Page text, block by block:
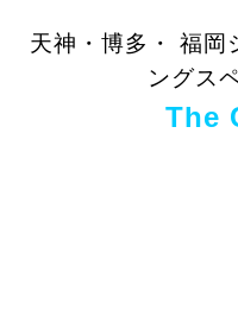
天神・博多・ 福
ングス
The